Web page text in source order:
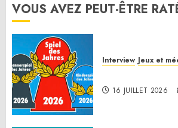
VOUS AVEZ PEUT-ÊTRE
Interview Jeux et
16 JUILLET 2026